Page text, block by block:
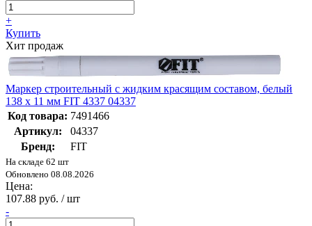
+
Купить
Хит продаж
Маркер строительный с жидким красящим составом, белый
138 х 11 мм FIT 4337 04337
Код товара: 7491466
Артикул:
04337
Бренд:
FIT
На складе 62 шт
Обновлено 08.08.2026
Цена:
107.88 руб. / шт
-